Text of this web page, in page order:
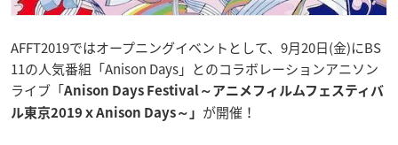
AFFT2019ではオープニングイベントとして、9月20日(金)にBS
11の人気番組「Anison Days」とのコラボレーションアニソン
ライブ「Anison Days Festival～アニメフィルムフェスティバ
ル東京2019ｘAnison Days～」 が開催！